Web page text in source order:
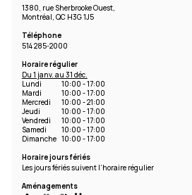
1380, rue Sherbrooke Ouest,
Montréal, QC H3G 1J5
Téléphone
514 285-2000
Horaire régulier
Du 1 janv. au 31 déc.
Lundi
10:00 - 17:00
Mardi
10:00 - 17:00
Mercredi
10:00 - 21:00
Jeudi
10:00 - 17:00
Vendredi
10:00 - 17:00
Samedi
10:00 - 17:00
Dimanche 10:00 - 17:00
Horaire jours fériés
Les jours fériés suivent l’horaire régulier
Aménagements